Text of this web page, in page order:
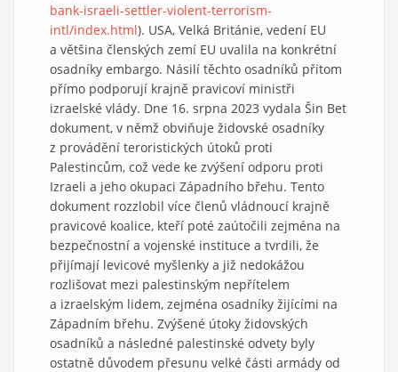
bank-israeli-settler-violent-terrorism-
intl/index.html). USA, Velká Británie, vedení EU
a většina členských zemí EU uvalila na konkrétní
osadníky embargo. Násilí těchto osadníků přitom
přímo podporují krajně pravicoví ministři
izraelské vlády. Dne 16. srpna 2023 vydala Šin Bet
dokument, v němž obviňuje židovské osadníky
z provádění teroristických útoků proti
Palestincům, což vede ke zvýšení odporu proti
Izraeli a jeho okupaci Západního břehu. Tento
dokument rozzlobil více členů vládnoucí krajně
pravicové koalice, kteří poté zaútočili zejména na
bezpečnostní a vojenské instituce a tvrdili, že
přijímají levicové myšlenky a již nedokážou
rozlišovat mezi palestinským nepřítelem
a izraelským lidem, zejména osadníky žijícími na
Západním břehu. Zvýšené útoky židovských
osadníků a následné palestinské odvety byly
ostatně důvodem přesunu velké části armády od